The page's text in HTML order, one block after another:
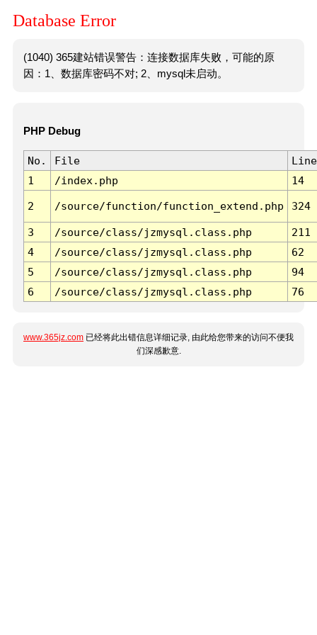
Database Error
(1040) 365建站错误警告：连接数据库失败，可能的原
因：1、数据库密码不对; 2、mysql未启动。
PHP Debug
No. File
Line
1
/index.php 14
2 /source/function/function_extend.php 324
3 /source/class/jzmysql.class.php
211
4
/source/class/jzmysql.class.php
62
5
/source/class/jzmysql.class.php
94
6
/source/class/jzmysql.class.php 76
www.365jz.com 已经将此出错信息详细记录, 由此给您带来的访问不便我
们深感歉意.